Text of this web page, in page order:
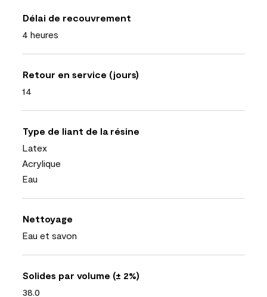
Délai de recouvrement
4 heures
Retour en service (jours)
14
Type de liant de la résine
Latex
Acrylique
Eau
Nettoyage
Eau et savon
Solides par volume (± 2%)
38.0